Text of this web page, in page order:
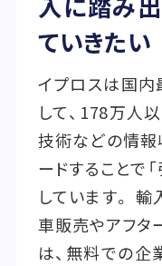
ていきたい
イプロスは国内
して、178万人
技術などの情報
ードすることで
しています。
車販売やアフタ
は、無料での企